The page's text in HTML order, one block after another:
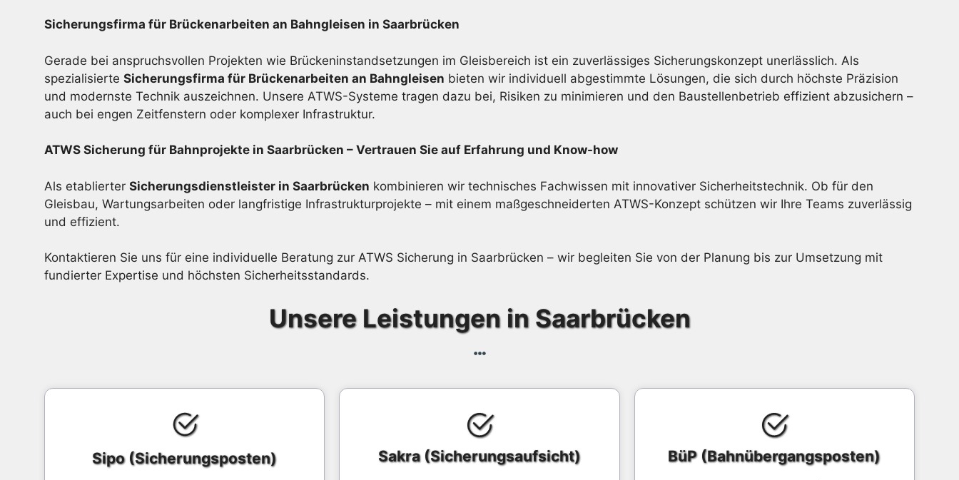
Sicherungsfirma für Brückenarbeiten an Bahngleisen in Saarbrücken
Gerade bei anspruchsvollen Projekten wie Brückeninstandsetzungen im Gleisbereich ist ein zuverlässiges Sicherungskonzept unerlässlich. Als
spezialisierte Sicherungsfirma für Brückenarbeiten an Bahngleisen bieten wir individuell abgestimmte Lösungen, die sich durch höchste Präzision
und modernste Technik auszeichnen. Unsere ATWS-Systeme tragen dazu bei, Risiken zu minimieren und den Baustellenbetrieb effizient abzusichern –
auch bei engen Zeitfenstern oder komplexer Infrastruktur.
ATWS Sicherung für Bahnprojekte in Saarbrücken – Vertrauen Sie auf Erfahrung und Know-how
Als etablierter Sicherungsdienstleister in Saarbrücken kombinieren wir technisches Fachwissen mit innovativer Sicherheitstechnik. Ob für den
Gleisbau, Wartungsarbeiten oder langfristige Infrastrukturprojekte – mit einem maßgeschneiderten ATWS-Konzept schützen wir Ihre Teams zuverlässig
und effizient.
Kontaktieren Sie uns für eine individuelle Beratung zur ATWS Sicherung in Saarbrücken – wir begleiten Sie von der Planung bis zur Umsetzung mit
fundierter Expertise und höchsten Sicherheitsstandards.
Unsere Leistungen in Saarbrücken
Sipo (Sicherungsposten) Sakra (Sicherungsaufsicht) BüP (Bahnübergangsposten)